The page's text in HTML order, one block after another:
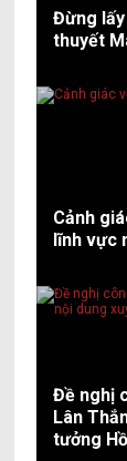
Đừng lấy
thuyết
Cảnh
lĩnh vực
Đề nghị
Lân
tưởng